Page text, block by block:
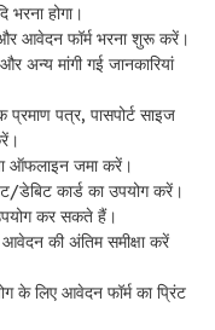
होगा।
आवेदन फॉर्म भरना शुरू करें।
अन्य मांगी गई जानकारियां
पत्र, पासपोर्ट साइज
ऑफलाइन जमा करें।
डेबिट कार्ड का उपयोग करें।
कर सकते हैं।
की अंतिम समीक्षा करें
के लिए आवेदन फॉर्म का प्रिंट